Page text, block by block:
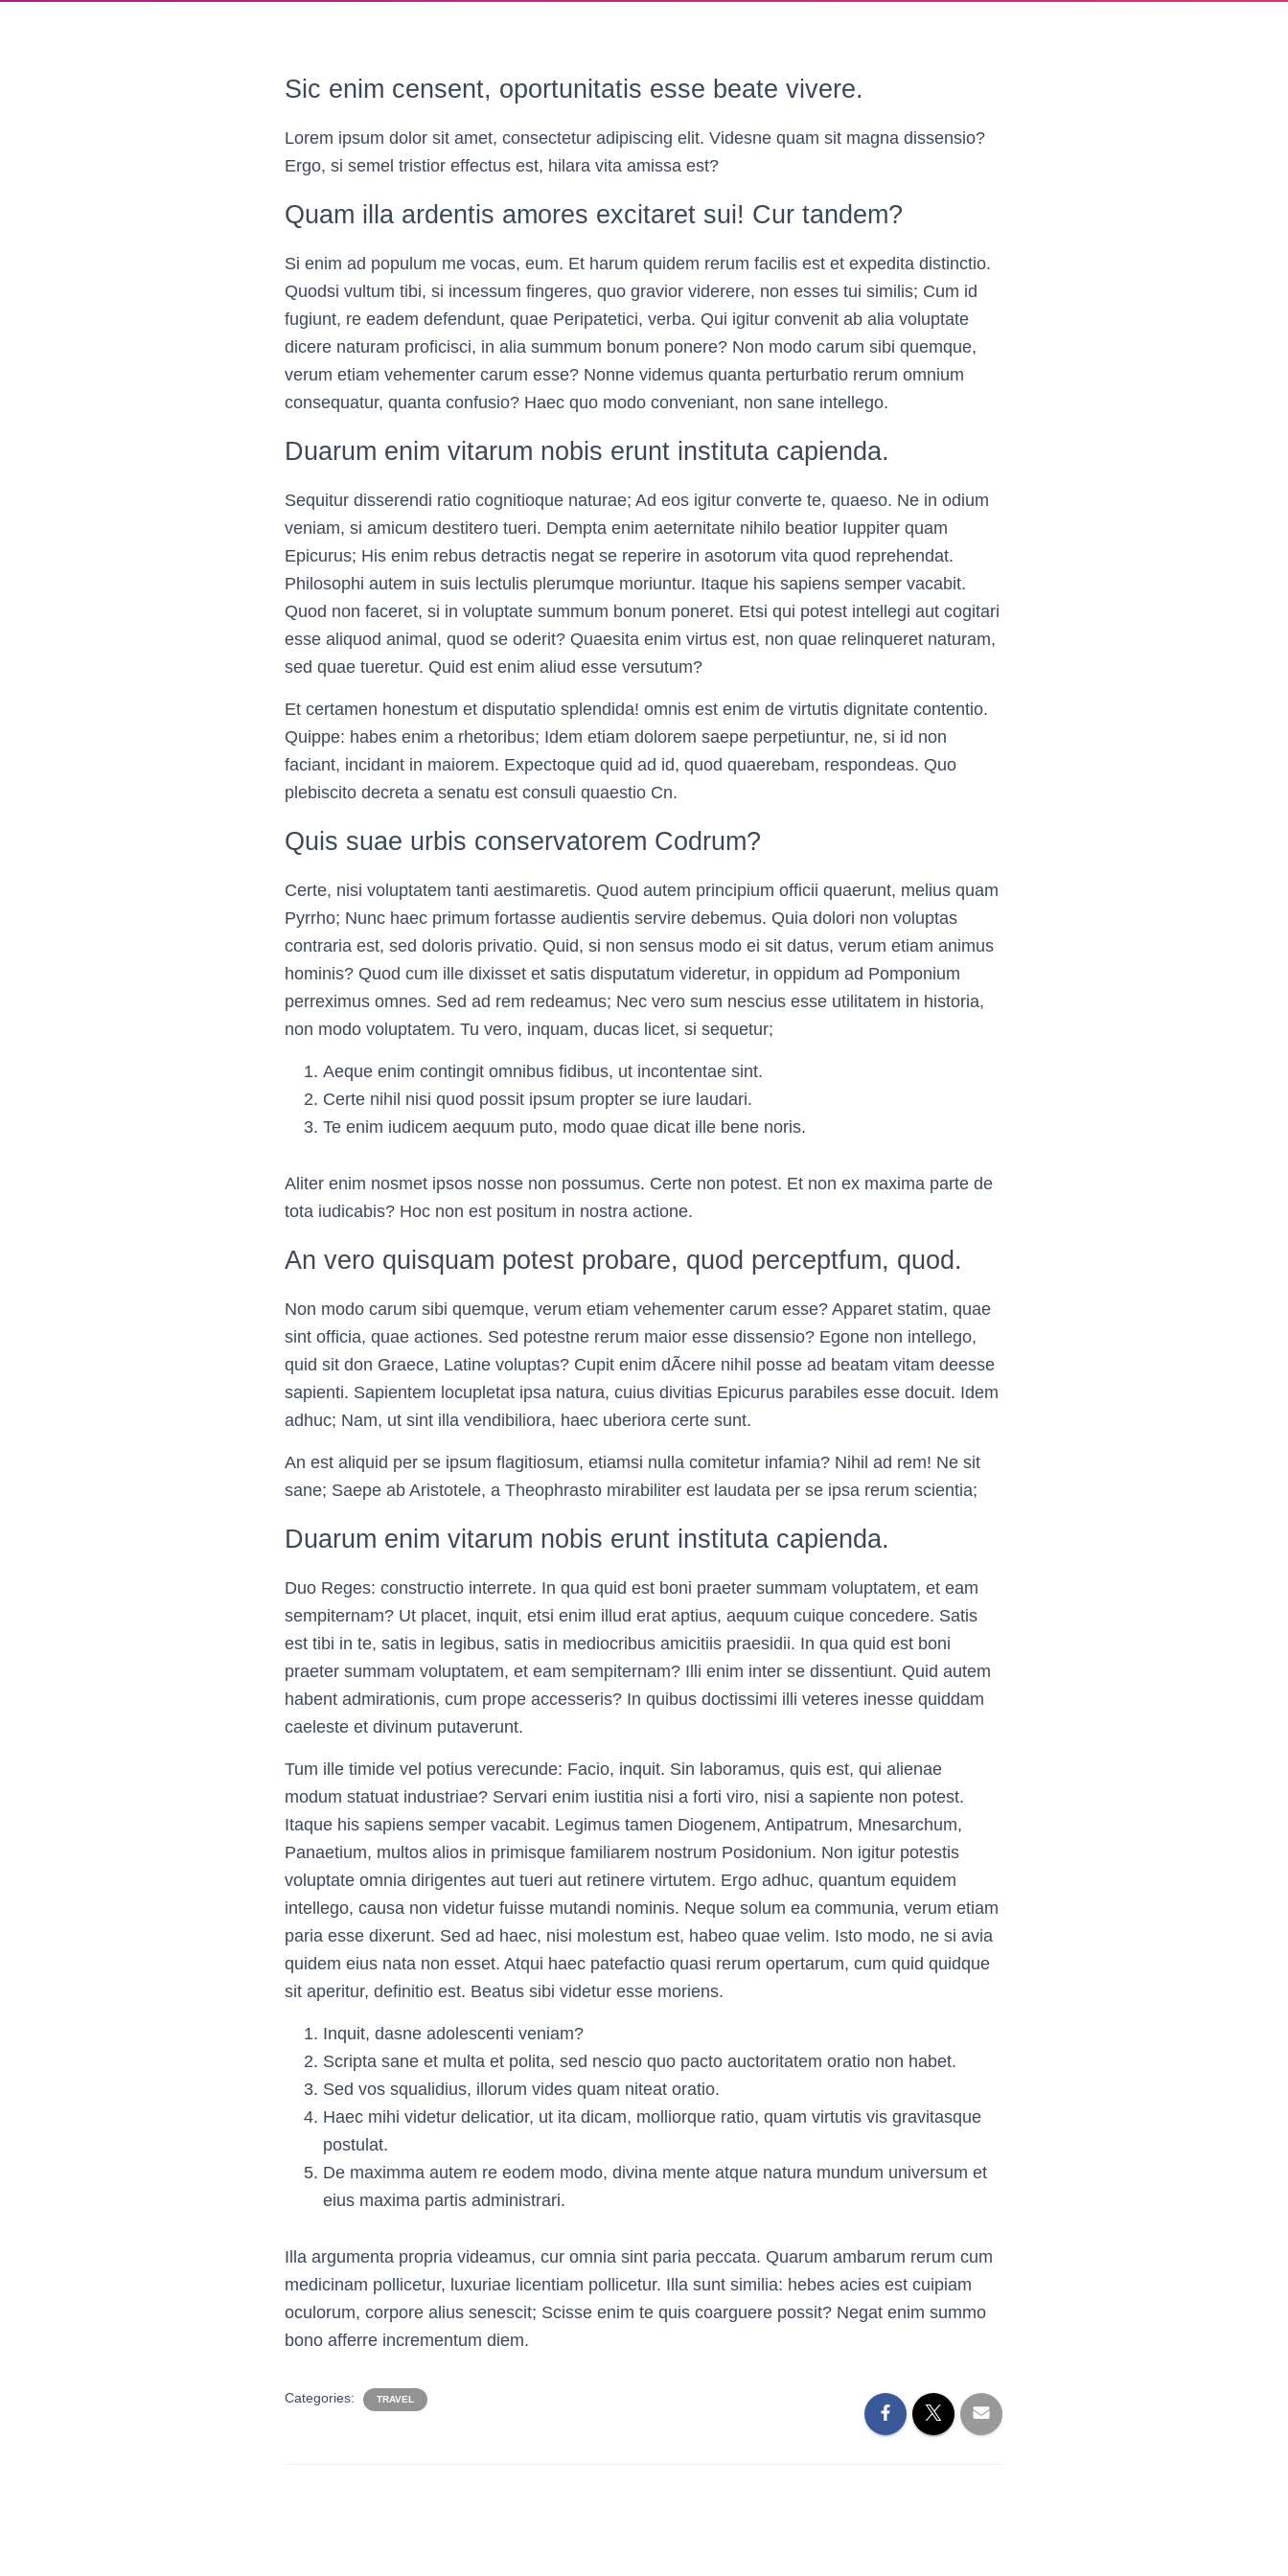
Sic enim censent, oportunitatis esse beate vivere.
Lorem ipsum dolor sit amet, consectetur adipiscing elit. Videsne quam sit magna dissensio?
Ergo, si semel tristior effectus est, hilara vita amissa est?
Quam illa ardentis amores excitaret sui! Cur tandem?
Si enim ad populum me vocas, eum. Et harum quidem rerum facilis est et expedita distinctio.
Quodsi vultum tibi, si incessum fingeres, quo gravior viderere, non esses tui similis; Cum id
fugiunt, re eadem defendunt, quae Peripatetici, verba. Qui igitur convenit ab alia voluptate
dicere naturam proficisci, in alia summum bonum ponere? Non modo carum sibi quemque,
verum etiam vehementer carum esse? Nonne videmus quanta perturbatio rerum omnium
consequatur, quanta confusio? Haec quo modo conveniant, non sane intellego.
Duarum enim vitarum nobis erunt instituta capienda.
Sequitur disserendi ratio cognitioque naturae; Ad eos igitur converte te, quaeso. Ne in odium
veniam, si amicum destitero tueri. Dempta enim aeternitate nihilo beatior Iuppiter quam
Epicurus; His enim rebus detractis negat se reperire in asotorum vita quod reprehendat.
Philosophi autem in suis lectulis plerumque moriuntur. Itaque his sapiens semper vacabit.
Quod non faceret, si in voluptate summum bonum poneret. Etsi qui potest intellegi aut cogitari
esse aliquod animal, quod se oderit? Quaesita enim virtus est, non quae relinqueret naturam,
sed quae tueretur. Quid est enim aliud esse versutum?
Et certamen honestum et disputatio splendida! omnis est enim de virtutis dignitate contentio.
Quippe: habes enim a rhetoribus; Idem etiam dolorem saepe perpetiuntur, ne, si id non
faciant, incidant in maiorem. Expectoque quid ad id, quod quaerebam, respondeas. Quo
plebiscito decreta a senatu est consuli quaestio Cn.
Quis suae urbis conservatorem Codrum?
Certe, nisi voluptatem tanti aestimaretis. Quod autem principium officii quaerunt, melius quam
Pyrrho; Nunc haec primum fortasse audientis servire debemus. Quia dolori non voluptas
contraria est, sed doloris privatio. Quid, si non sensus modo ei sit datus, verum etiam animus
hominis? Quod cum ille dixisset et satis disputatum videretur, in oppidum ad Pomponium
perreximus omnes. Sed ad rem redeamus; Nec vero sum nescius esse utilitatem in historia,
non modo voluptatem. Tu vero, inquam, ducas licet, si sequetur;
Aeque enim contingit omnibus fidibus, ut incontentae sint.
Certe nihil nisi quod possit ipsum propter se iure laudari.
Te enim iudicem aequum puto, modo quae dicat ille bene noris.
Aliter enim nosmet ipsos nosse non possumus. Certe non potest. Et non ex maxima parte de
tota iudicabis? Hoc non est positum in nostra actione.
An vero quisquam potest probare, quod perceptfum, quod.
Non modo carum sibi quemque, verum etiam vehementer carum esse? Apparet statim, quae
sint officia, quae actiones. Sed potestne rerum maior esse dissensio? Egone non intellego,
quid sit don Graece, Latine voluptas? Cupit enim dÃ­cere nihil posse ad beatam vitam deesse
sapienti. Sapientem locupletat ipsa natura, cuius divitias Epicurus parabiles esse docuit. Idem
adhuc; Nam, ut sint illa vendibiliora, haec uberiora certe sunt.
An est aliquid per se ipsum flagitiosum, etiamsi nulla comitetur infamia? Nihil ad rem! Ne sit
sane; Saepe ab Aristotele, a Theophrasto mirabiliter est laudata per se ipsa rerum scientia;
Duarum enim vitarum nobis erunt instituta capienda.
Duo Reges: constructio interrete. In qua quid est boni praeter summam voluptatem, et eam
sempiternam? Ut placet, inquit, etsi enim illud erat aptius, aequum cuique concedere. Satis
est tibi in te, satis in legibus, satis in mediocribus amicitiis praesidii. In qua quid est boni
praeter summam voluptatem, et eam sempiternam? Illi enim inter se dissentiunt. Quid autem
habent admirationis, cum prope accesseris? In quibus doctissimi illi veteres inesse quiddam
caeleste et divinum putaverunt.
Tum ille timide vel potius verecunde: Facio, inquit. Sin laboramus, quis est, qui alienae
modum statuat industriae? Servari enim iustitia nisi a forti viro, nisi a sapiente non potest.
Itaque his sapiens semper vacabit. Legimus tamen Diogenem, Antipatrum, Mnesarchum,
Panaetium, multos alios in primisque familiarem nostrum Posidonium. Non igitur potestis
voluptate omnia dirigentes aut tueri aut retinere virtutem. Ergo adhuc, quantum equidem
intellego, causa non videtur fuisse mutandi nominis. Neque solum ea communia, verum etiam
paria esse dixerunt. Sed ad haec, nisi molestum est, habeo quae velim. Isto modo, ne si avia
quidem eius nata non esset. Atqui haec patefactio quasi rerum opertarum, cum quid quidque
sit aperitur, definitio est. Beatus sibi videtur esse moriens.
Inquit, dasne adolescenti veniam?
Scripta sane et multa et polita, sed nescio quo pacto auctoritatem oratio non habet.
Sed vos squalidius, illorum vides quam niteat oratio.
Haec mihi videtur delicatior, ut ita dicam, molliorque ratio, quam virtutis vis gravitasque
postulat.
De maximma autem re eodem modo, divina mente atque natura mundum universum et
eius maxima partis administrari.
Illa argumenta propria videamus, cur omnia sint paria peccata. Quarum ambarum rerum cum
medicinam pollicetur, luxuriae licentiam pollicetur. Illa sunt similia: hebes acies est cuipiam
oculorum, corpore alius senescit; Scisse enim te quis coarguere possit? Negat enim summo
bono afferre incrementum diem.
Categories: TRAVEL